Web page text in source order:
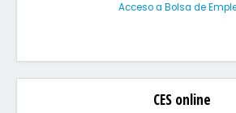
Acceso a Bolsa de
CES online